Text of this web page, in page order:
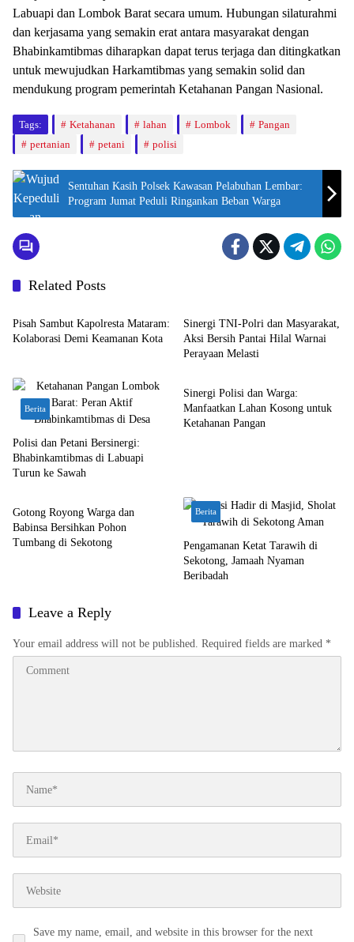
Labuapi dan Lombok Barat secara umum. Hubungan silaturahmi
dan kerjasama yang semakin erat antara masyarakat dengan
Bhabinkamtibmas diharapkan dapat terus terjaga dan ditingkatkan
untuk mewujudkan Harkamtibmas yang semakin solid dan
mendukung program pemerintah Ketahanan Pangan Nasional.
Tags: Ketahanan lahan Lombok
Pangan
pertanian
petani polisi
Sentuhan Kasih Polsek Kawasan Pelabuhan Lembar:
Program Jumat Peduli Ringankan Beban Warga
Related Posts
Bali Nusra
Pisah Sambut Kapolresta Mataram:
Kolaborasi Demi Keamanan Kota
Sinergi TNI-Polri dan Masyarakat,
Aksi Bersih Pantai Hilal Warnai
Perayaan Melasti
Berita
Polisi dan Petani Bersinergi:
Bhabinkamtibmas di Labuapi
Turun ke Sawah
Berita
Sinergi Polisi dan Warga:
Manfaatkan Lahan Kosong untuk
Ketahanan Pangan
Bali Nusra
Gotong Royong Warga dan
Babinsa Bersihkan Pohon
Tumbang di Sekotong
Berita
Pengamanan Ketat Tarawih di
Sekotong, Jamaah Nyaman
Beribadah
Leave a Reply
Your email address will not be published. Required fields are marked *
Save my name, email, and website in this browser for the next